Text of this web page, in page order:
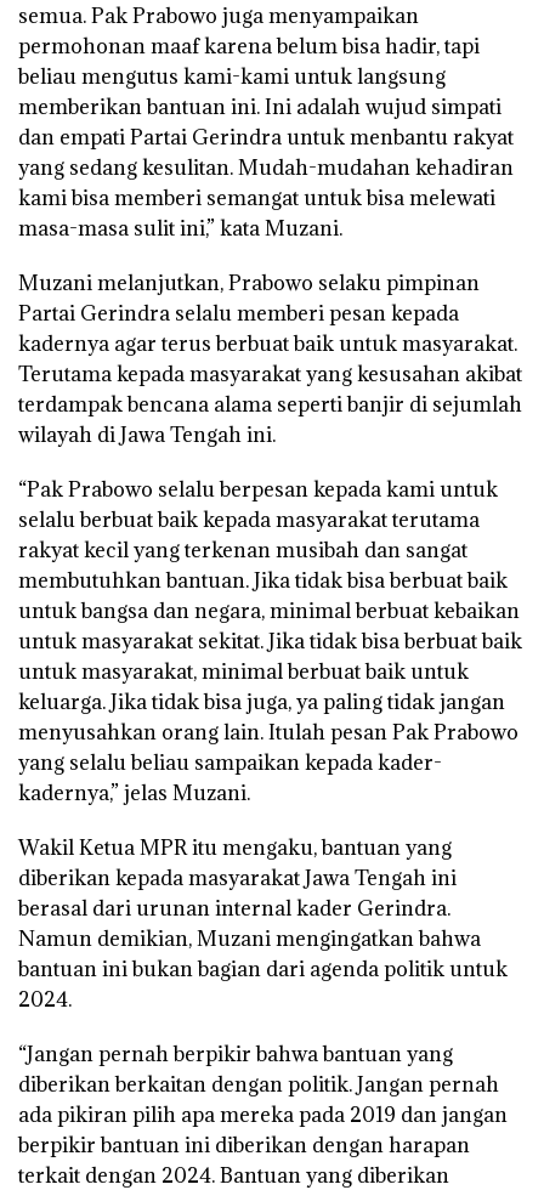
semua. Pak Prabowo juga menyampaikan
permohonan maaf karena belum bisa hadir, tapi
beliau mengutus kami-kami untuk langsung
memberikan bantuan ini. Ini adalah wujud simpati
dan empati Partai Gerindra untuk menbantu rakyat
yang sedang kesulitan. Mudah-mudahan kehadiran
kami bisa memberi semangat untuk bisa melewati
masa-masa sulit ini,” kata Muzani.
Muzani melanjutkan, Prabowo selaku pimpinan
Partai Gerindra selalu memberi pesan kepada
kadernya agar terus berbuat baik untuk masyarakat.
Terutama kepada masyarakat yang kesusahan akibat
terdampak bencana alama seperti banjir di sejumlah
wilayah di Jawa Tengah ini.
“Pak Prabowo selalu berpesan kepada kami untuk
selalu berbuat baik kepada masyarakat terutama
rakyat kecil yang terkenan musibah dan sangat
membutuhkan bantuan. Jika tidak bisa berbuat baik
untuk bangsa dan negara, minimal berbuat kebaikan
untuk masyarakat sekitat. Jika tidak bisa berbuat baik
untuk masyarakat, minimal berbuat baik untuk
keluarga. Jika tidak bisa juga, ya paling tidak jangan
menyusahkan orang lain. Itulah pesan Pak Prabowo
yang selalu beliau sampaikan kepada kader-
kadernya,” jelas Muzani.
Wakil Ketua MPR itu mengaku, bantuan yang
diberikan kepada masyarakat Jawa Tengah ini
berasal dari urunan internal kader Gerindra.
Namun demikian, Muzani mengingatkan bahwa
bantuan ini bukan bagian dari agenda politik untuk
2024.
“Jangan pernah berpikir bahwa bantuan yang
diberikan berkaitan dengan politik. Jangan pernah
ada pikiran pilih apa mereka pada 2019 dan jangan
berpikir bantuan ini diberikan dengan harapan
terkait dengan 2024. Bantuan yang diberikan